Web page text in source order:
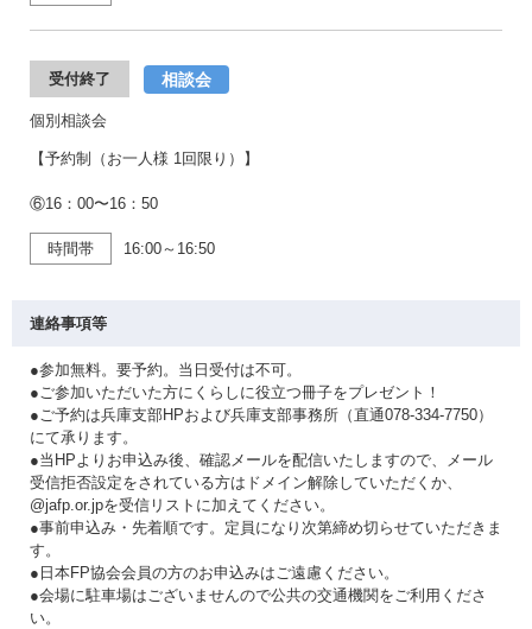
受付終了 相談会
個別相談会
【予約制（お一人様 1回限り）】
⑥16：00〜16：50
時間帯 16:00～16:50
連絡事項等
●参加無料。要予約。当日受付は不可。
●ご参加いただいた方にくらしに役立つ冊子をプレゼント！
●ご予約は兵庫支部HPおよび兵庫支部事務所（直通078-334-7750）
にて承ります。
●当HPよりお申込み後、確認メールを配信いたしますので、メール
受信拒否設定をされている方はドメイン解除していただくか、
@jafp.or.jpを受信リストに加えてください。
●事前申込み・先着順です。定員になり次第締め切らせていただきま
す。
●日本FP協会会員の方のお申込みはご遠慮ください。
●会場に駐車場はございませんので公共の交通機関をご利用くださ
い。